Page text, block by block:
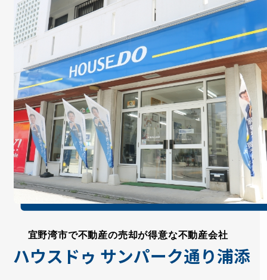
フォームからもOK！ 🌈 あなたの大切な不動産を、い
ちばん良い形で次の方へつなげるために。ハウスド
ゥが全力でサポートいたします😊 ＼ 無料査定はこち
ら ／ 相談だけでもOK！秘密厳守！沖縄の不動産売却
は 【無料】売却査定はこちら 【無料】電話相談は
こちら
あります。だからこそ、ただ価格を下げるだけでは
なく、“この物件を選ぶ理由”をしっかり伝えること
が重要です。学校区、交通アクセス、周辺施設、眺
望、駐車場など、その物件ならではの魅力を購入希
望者へ届けることを意識しています😊 ③ 競合物件が
増えて埋もれてしまう 売却開始直後は、ポータルサ
イトでも「新着物件」として多くの方に見てもらい
やすい時期です。 しかし、時間が経つにつれて新し
い売却物件が増えてきます。 例えば浦添市内でも、
・同じエリア・近い価格帯・似た間取り・同じよう
な築年数 の物件が増えると、購入希望者は複数の物
件を比較します。 その中で、 「価格が少し高い」
「写真の印象が弱い」「物件の魅力が伝わりにく
い」 場合、問い合わせにつながりにくくなることが
イミング 反響が少なくなった時に確認したいポイン
トがあります。 ✅ 写真は明るく魅力的に掲載できて
宜野湾市で不動産の売却が得意な不動産会社
ハウスドゥ サンパーク通り浦添